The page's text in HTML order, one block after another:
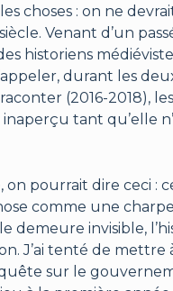
choses : on ne
siècle. Venant d’un
historiens
durant les
(2016-2018),
tant qu’elle
on pourrait dire ceci :
comme une
demeure invisible,
J’ai tenté de
sur le